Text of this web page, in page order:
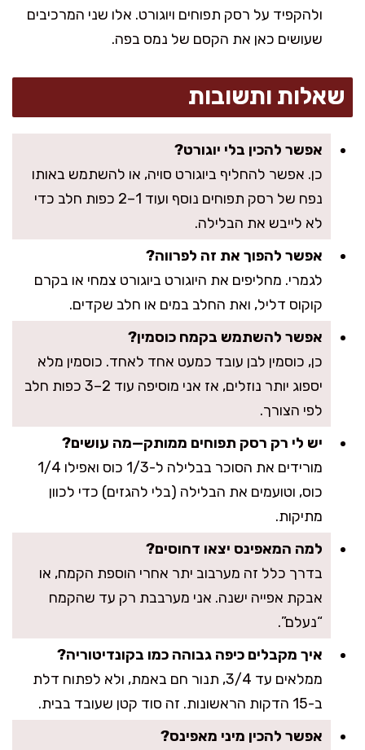
ולהקפיד על רסק תפוחים ויוגורט. אלו שני המרכיבים
שעושים כאן את הקסם של נמס בפה.
שאלות ותשובות
אפשר להכין בלי יוגורט?
כן. אפשר להחליף ביוגורט סויה, או להשתמש באותו
נפח של רסק תפוחים נוסף ועוד 1–2 כפות חלב כדי
לא לייבש את הבלילה.
אפשר להפוך את זה לפרווה?
לגמרי. מחליפים את היוגורט ביוגורט צמחי או בקרם
קוקוס דליל, ואת החלב במים או חלב שקדים.
אפשר להשתמש בקמח כוסמין?
כן, כוסמין לבן עובד כמעט אחד לאחד. כוסמין מלא
יספוג יותר נוזלים, אז אני מוסיפה עוד 2–3 כפות חלב
לפי הצורך.
יש לי רק רסק תפוחים ממותק—מה עושים?
מורידים את הסוכר בבלילה ל-1/3 כוס ואפילו 1/4
כוס, וטועמים את הבלילה (בלי להגזים) כדי לכוון
מתיקות.
למה המאפינס יצאו דחוסים?
בדרך כלל זה מערבוב יתר אחרי הוספת הקמח, או
אבקת אפייה ישנה. אני מערבבת רק עד שהקמח
“נעלם”.
איך מקבלים כיפה גבוהה כמו בקונדיטוריה?
ממלאים עד 3/4, תנור חם באמת, ולא לפתוח דלת
ב-15 הדקות הראשונות. זה סוד קטן שעובד בבית.
אפשר להכין מיני מאפינס?